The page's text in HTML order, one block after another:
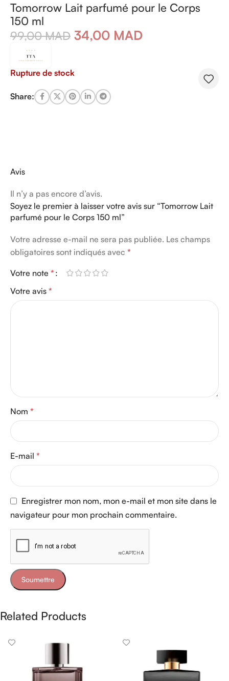
Tomorrow Lait parfumé pour le Corps
150 ml
99,00MAD 34,00 MAD
Rupture de stock
Share:
Avis
Il n’y a pas encore d’avis.
Soyez le premier à laisser votre avis sur “Tomorrow Lait
parfumé pour le Corps 150 ml”
Votre adresse e-mail ne sera pas publiée. Les champs
obligatoires sont indiqués avec *
Votre note *
Votre avis *
Nom *
E-mail *
Enregistrer mon nom, mon e-mail et mon site dans le
navigateur pour mon prochain commentaire.
Related Products